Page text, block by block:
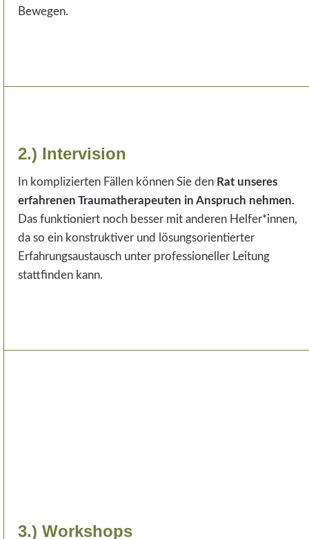
Bewegen.
2.) Intervision
In komplizierten Fällen können Sie den Rat unseres
erfahrenen Traumatherapeuten in Anspruch nehmen.
Das funktioniert noch besser mit anderen Helfer*innen,
da so ein konstruktiver und lösungsorientierter
Erfahrungsaustausch unter professioneller Leitung
stattfinden kann.
3.) Workshops